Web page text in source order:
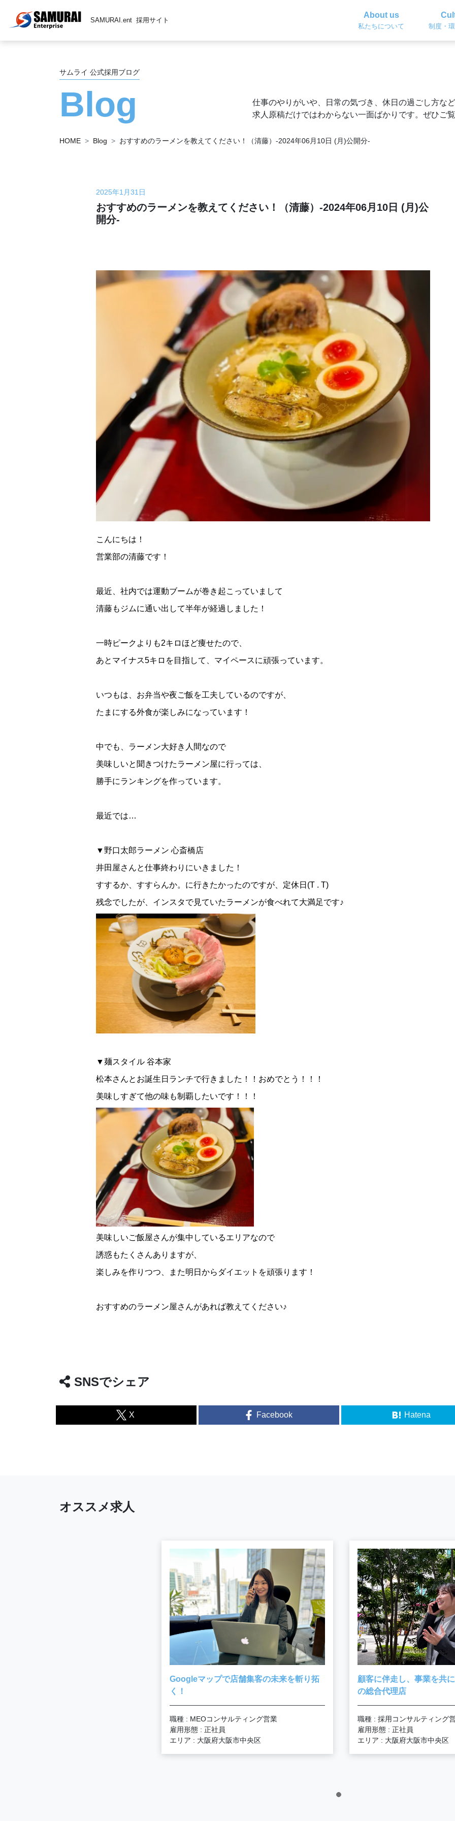
SAMURAI.ent 採用サイト
About us
私たちについて 制度・
サムライ 公式採用ブログ
Blog
仕事のやりがいや、日常の気づき、休日の過ごし方な
求人原稿だけではわからない一面ばかりです。ぜひご
HOME Blog おすすめのラーメンを教えてください！（清藤）-2024年06月10日 (月)公開分-
2025年1月31日
おすすめのラーメンを教えてください！（清藤）-2024年06月10日 (月)公
開分-
こんにちは！
営業部の清藤です！
最近、社内では運動ブームが巻き起こっていまして
清藤もジムに通い出して半年が経過しました！
一時ピークよりも2キロほど痩せたので、
あとマイナス5キロを目指して、マイペースに頑張っています。
いつもは、お弁当や夜ご飯を工夫しているのですが、
たまにする外食が楽しみになっています！
中でも、ラーメン大好き人間なので
美味しいと聞きつけたラーメン屋に行っては、
勝手にランキングを作っています。
最近では…
▼野口太郎ラーメン 心斎橋店
井田屋さんと仕事終わりにいきました！
すするか、すすらんか。に行きたかったのですが、定休日(T . T)
残念でしたが、インスタで見ていたラーメンが食べれて大満足です♪
▼麺スタイル 谷本家
松本さんとお誕生日ランチで行きました！！おめでとう！！！
美味しすぎて他の味も制覇したいです！！！
美味しいご飯屋さんが集中しているエリアなので
誘惑もたくさんありますが、
楽しみを作りつつ、また明日からダイエットを頑張ります！
おすすめのラーメン屋さんがあれば教えてください♪
SNSでシェア
X Facebook Hatena
オススメ求人
Googleマップで店舗集客の未来を斬り拓
く！
職種 : MEOコンサルティング営業
雇用形態 : 正社員
エリア : 大阪府大阪市中央区
顧客に伴走し、事業を共
の総合代理店
職種 : 採用コンサルティング
雇用形態 : 正社員
エリア : 大阪府大阪市中央区